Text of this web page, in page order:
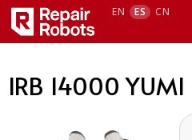
EN ES CN
IRB 14000 YUMI